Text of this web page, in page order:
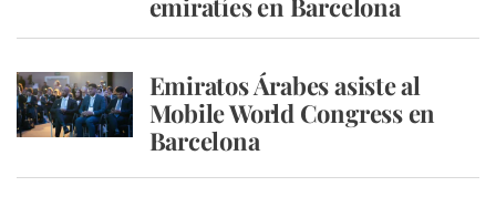
emiratíes en Barcelona
Emiratos Árabes asiste al
Mobile World Congress en
Barcelona